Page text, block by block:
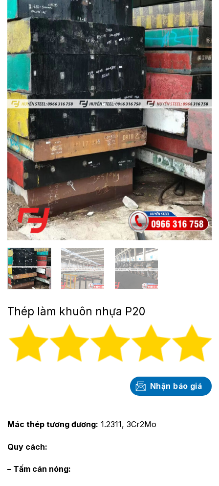
Thép làm khuôn nhựa P20
Nhận báo giá
Mác thép tương đương: 1.2311, 3Cr2Mo
Quy cách:
– Tấm cán nóng: